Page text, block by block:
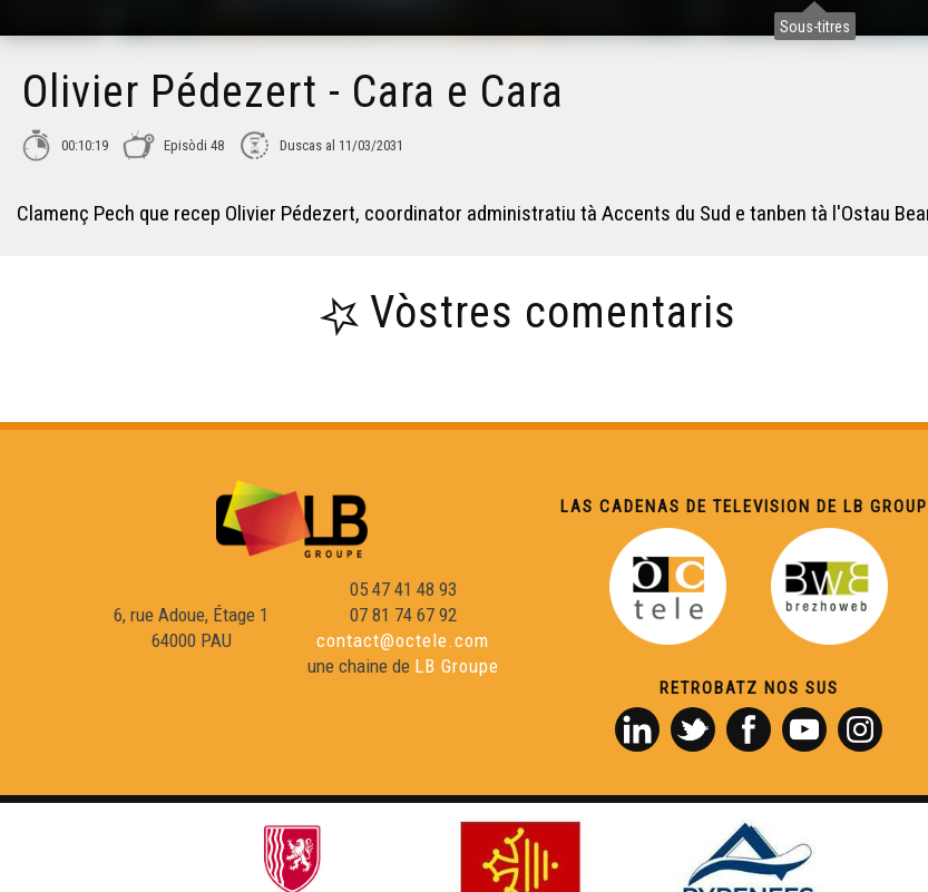
Sous-titres
Olivier Pédezert - Cara e Cara
00:10:19 Episòdi 48 Duscas al 11/03/2031
Clamenç Pech que recep Olivier Pédezert, coordinator administratiu tà Accents du Sud e tanben tà l'Ostau
Vòstres comentaris
6, rue Adoue, Étage 1
64000 PAU
05 47 41 48 93
07 81 74 67 92
contact@octele.com
une chaine de LB Groupe
LAS CADENAS DE TELEVISION DE LB
RETROBATZ NOS SUS